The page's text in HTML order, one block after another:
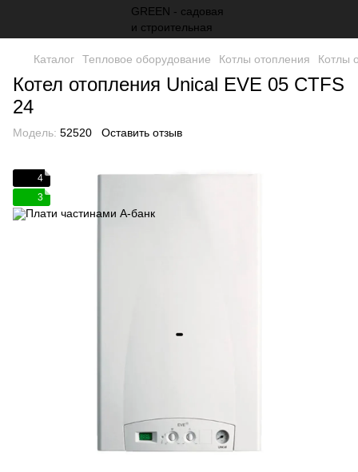
Каталог Тепловое оборудование Котлы отопления Котлы
Котел отопления Unical EVE 05 CTFS
24
Модель: 52520 Оставить отзыв
4
3